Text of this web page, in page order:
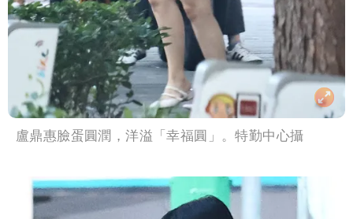
盧鼎惠臉蛋圓潤，洋溢「幸福圓」。特勤中心攝